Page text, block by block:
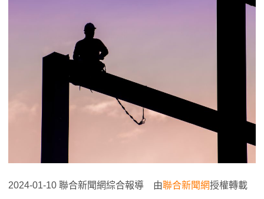
2024-01-10 聯合新聞網綜合報導 由聯合新聞網授權轉載